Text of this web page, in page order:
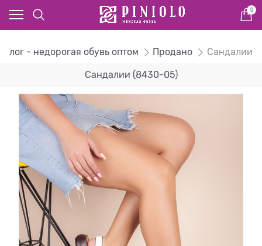
0
- недорогая обувь оптом Продано Сандалии
Сандалии (8430-05)